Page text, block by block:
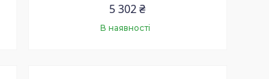
5 302 ₴
В наявності